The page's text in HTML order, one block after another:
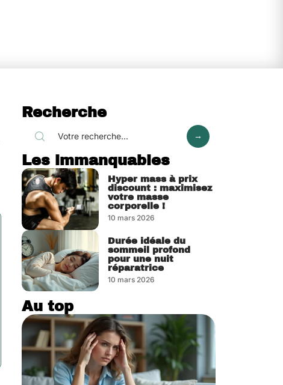
Recherche
Les immanquables
Hyper mass à prix
discount : maximisez
votre masse
corporelle !
10 mars 2026
Durée idéale du
sommeil profond
pour une nuit
réparatrice
10 mars 2026
Au top